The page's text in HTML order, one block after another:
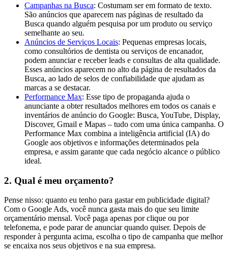
Campanhas na Busca: Costumam ser em formato de texto.
São anúncios que aparecem nas páginas de resultado da
Busca quando alguém pesquisa por um produto ou serviço
semelhante ao seu.
Anúncios de Serviços Locais: Pequenas empresas locais,
como consultórios de dentista ou serviços de encanador,
podem anunciar e receber leads e consultas de alta qualidade.
Esses anúncios aparecem no alto da página de resultados da
Busca, ao lado de selos de confiabilidade que ajudam as
marcas a se destacar.
Performance Max: Esse tipo de propaganda ajuda o
anunciante a obter resultados melhores em todos os canais e
inventários de anúncio do Google: Busca, YouTube, Display,
Discover, Gmail e Mapas – tudo com uma única campanha. O
Performance Max combina a inteligência artificial (IA) do
Google aos objetivos e informações determinados pela
empresa, e assim garante que cada negócio alcance o público
ideal.
2. Qual é meu orçamento?
Pense nisso: quanto eu tenho para gastar em publicidade digital?
Com o Google Ads, você nunca gasta mais do que seu limite
orçamentário mensal. Você paga apenas por clique ou por
telefonema, e pode parar de anunciar quando quiser. Depois de
responder à pergunta acima, escolha o tipo de campanha que melhor
se encaixa nos seus objetivos e na sua empresa.